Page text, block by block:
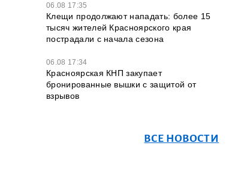
06.08 17:35
Клещи продолжают нападать: более 15
тысяч жителей Красноярского края
пострадали с начала сезона
06.08 17:34
Красноярская КНП закупает
бронированные вышки с защитой от
взрывов
ВСЕ НОВОСТИ